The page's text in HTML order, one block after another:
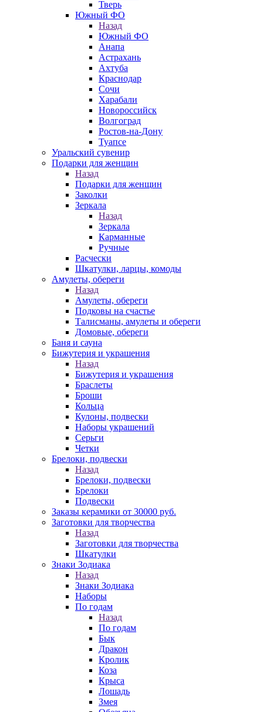
Тверь
Южный ФО
Назад
Южный ФО
Анапа
Астрахань
Ахтуба
Краснодар
Сочи
Харабали
Новороссийск
Волгоград
Ростов-на-Дону
Туапсе
Уральский сувенир
Подарки для женщин
Назад
Подарки для женщин
Заколки
Зеркала
Назад
Зеркала
Карманные
Ручные
Расчески
Шкатулки, ларцы, комоды
Амулеты, обереги
Назад
Амулеты, обереги
Подковы на счастье
Талисманы, амулеты и обереги
Домовые, обереги
Баня и сауна
Бижутерия и украшения
Назад
Бижутерия и украшения
Браслеты
Броши
Кольца
Кулоны, подвески
Наборы украшений
Серьги
Четки
Брелоки, подвески
Назад
Брелоки, подвески
Брелоки
Подвески
Заказы керамики от 30000 руб.
Заготовки для творчества
Назад
Заготовки для творчества
Шкатулки
Знаки Зодиака
Назад
Знаки Зодиака
Наборы
По годам
Назад
По годам
Бык
Дракон
Кролик
Коза
Крыса
Лошадь
Змея